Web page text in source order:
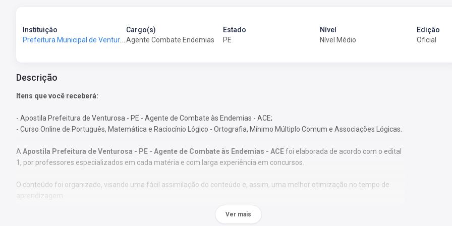
Instituição
Prefeitura Municipal de Venturosa - PE - Prefeitura de Venturosa - PE
Cargo(s)
Agente Combate Endemias
Estado
PE
Nível
Nível Médio
Edição
Oficial
Descrição
Itens que você receberá:
- Apostila Prefeitura de Venturosa - PE - Agente de Combate às Endemias - ACE;
- Curso Online de Português, Matemática e Raciocínio Lógico - Ortografia, Mínimo Múltiplo Comum e Associações Lógicas.
A Apostila Prefeitura de Venturosa - PE - Agente de Combate às Endemias - ACEfoi elaborada de acordo com o edital
1, por professores especializados em cada matéria e com larga experiência em concursos.
O conteúdo foi organizado, visando uma fácil assimilação do conteúdo e, assim, uma melhor otimização no tempo de
aprendizagem.
Ver mais